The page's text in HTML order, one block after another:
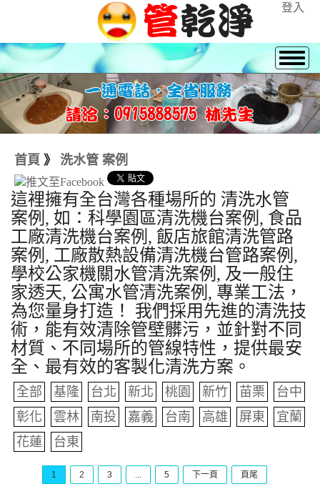
登入
首頁 》 洗水管 案例
這裡擁有全台灣各種場所的 清洗水管
案例, 如：科學園區清洗機台案例, 食品
工廠清洗機台案例, 飯店旅館清洗管路
案例, 工廠散熱設備清洗機台管路案例,
學校公家機關水管清洗案例, 及一般住
家透天, 公寓水管清洗案例, 專業工法，
為您量身打造！ 我們採用先進的清洗技
術，能有效清除管壁髒污，並針對不同
材質、不同場所的管線特性，提供最安
全、最有效的客製化清洗方案。
全部 基隆 台北 新北 桃園 新竹 苗栗
台中
彰化
雲林 南投 嘉義 台南 高雄 屏東
宜蘭
花蓮
台東
1 2 3 ... 5 下一頁 頁尾